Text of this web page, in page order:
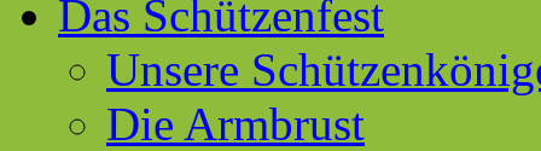
Das Schützenfest
Unsere
Die Armbrust